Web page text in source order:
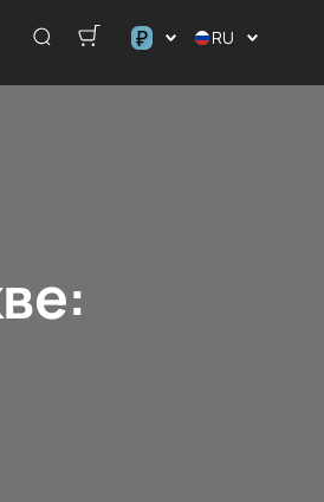
₽
$
RU